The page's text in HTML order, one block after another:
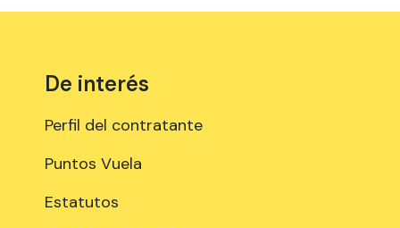
De interés
Perfil del contratante
Puntos Vuela
Estatutos